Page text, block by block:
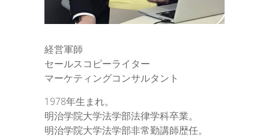
経営軍師
セールスコピーライター
マーケティングコンサルタント
1978年生まれ。
明治学院大学法学部法律学科卒業。
明治学院大学法学部非常勤講師歴任。